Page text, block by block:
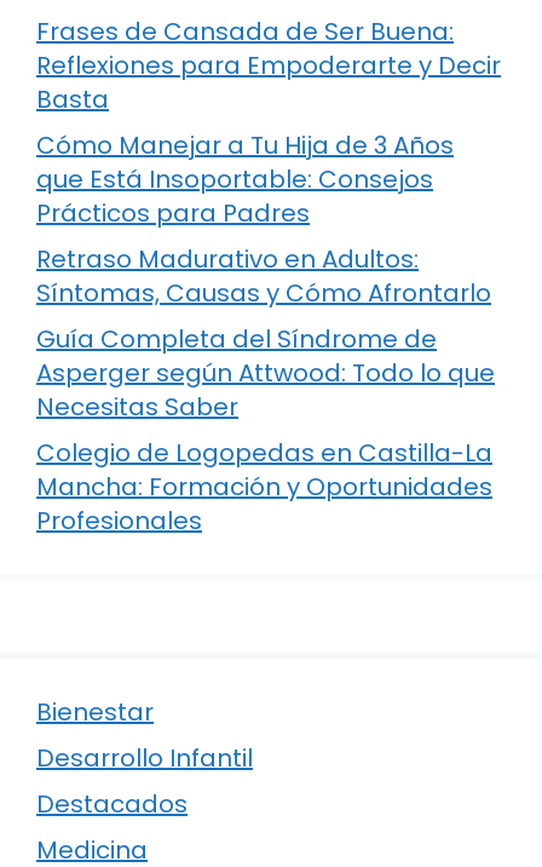
Frases de Cansada de Ser Buena:
Reflexiones para Empoderarte y Decir
Basta
Cómo Manejar a Tu Hija de 3 Años
que Está Insoportable: Consejos
Prácticos para Padres
Retraso Madurativo en Adultos:
Síntomas, Causas y Cómo Afrontarlo
Guía Completa del Síndrome de
Asperger según Attwood: Todo lo que
Necesitas Saber
Colegio de Logopedas en Castilla-La
Mancha: Formación y Oportunidades
Profesionales
Bienestar
Desarrollo Infantil
Destacados
Medicina